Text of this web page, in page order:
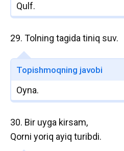
Qulf.
29. Tolning tagida tiniq suv.
Topishmoqning javobi
Oyna.
30. Bir uyga kirsam,
Qorni yoriq ayiq turibdi.